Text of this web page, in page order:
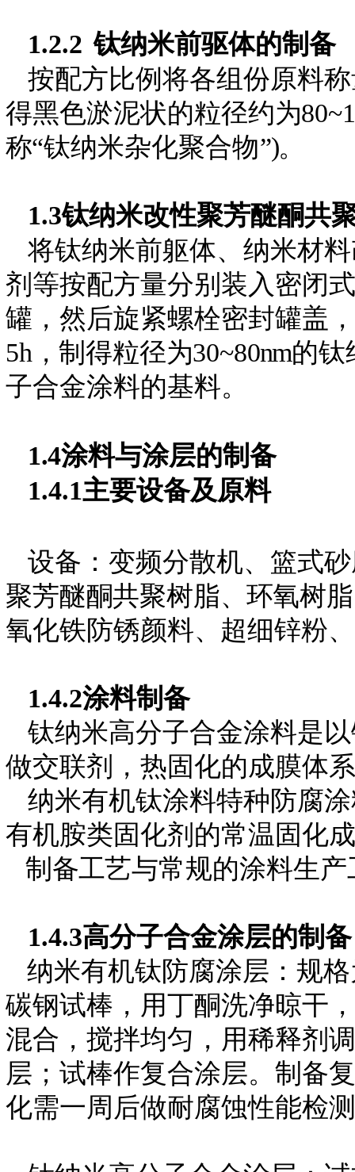
1.2.2 钛纳米前驱体的制备
按配方比例将各组份原料
得黑色淤泥状的粒径约为
称“钛纳米杂化聚合物”)。
1.3钛纳米改性聚芳醚酮共
将钛纳米前躯体、纳米材
剂等按配方量分别装入密闭
罐，然后旋紧螺栓密封罐盖
5h ， 制得粒径为30~80nm的钛
子合金涂料的基料。
1.4涂料与涂层的制备
1.4.1主要设备及原料
设备：变频分散机、篮式
聚芳醚酮共聚树脂、 环氧树
氧化铁防锈颜料、 超细锌粉、
1.4.2涂料制备
钛纳米高分子合金涂料是
做交联剂，热固化的成膜体
纳米有机钛涂料特种防腐
有机胺类固化剂的常温固化
制备工艺与常规的涂料生
1.4.3高分子合金涂层的制备
纳米有机钛防腐涂层：规格
碳钢试棒，用丁酮洗净晾干
混合，搅拌均匀，用稀释剂
层；试棒作复合涂层。制备
化需一周后做耐腐蚀性能检